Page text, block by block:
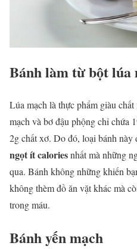
Bánh làm từ bột lúa
Lúa mạch là thực phẩm giàu
mạch và bơ đậu phộng chỉ chứa
2g chất xơ. Do đó, loại bánh này
ngọt ít caloriesnhất mà những
qua. Bánh không những khiến
không thèm đồ ăn vặt khác mà
trong máu.
Bánh yến mạch